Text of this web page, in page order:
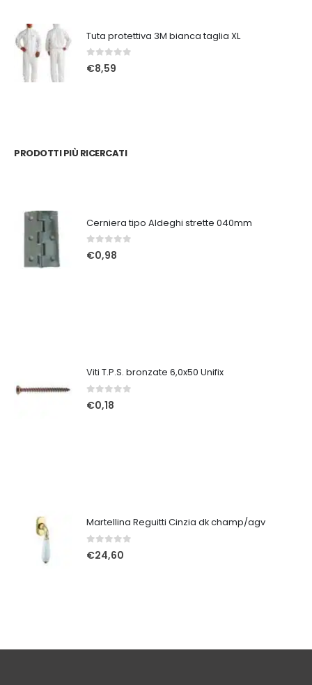
Tuta protettiva 3M bianca taglia XL
0Su 5
€8,59
PRODOTTI PIÙ RICERCATI
Cerniera tipo Aldeghi strette 040mm
0Su 5
€0,98
Viti T.P.S. bronzate 6,0x50 Unifix
0Su 5
€0,18
Martellina Reguitti Cinzia dk champ/agv
0Su 5
€24,60